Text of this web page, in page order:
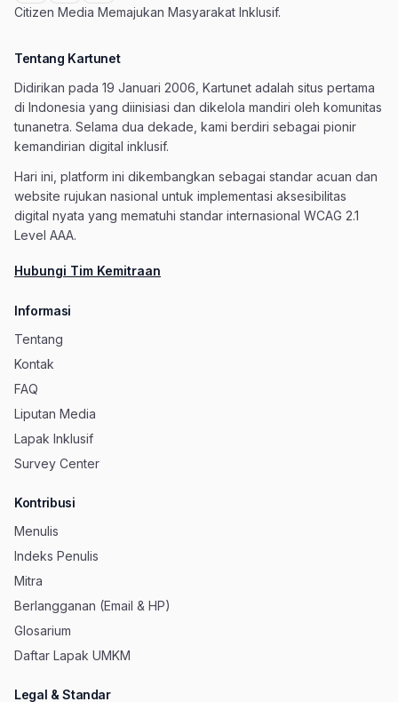
Citizen Media Memajukan Masyarakat Inklusif.
Tentang Kartunet
Didirikan pada 19 Januari 2006, Kartunet adalah situs pertama
di Indonesia yang diinisiasi dan dikelola mandiri oleh komunitas
tunanetra. Selama dua dekade, kami berdiri sebagai pionir
kemandirian digital inklusif.
Hari ini, platform ini dikembangkan sebagai standar acuan dan
website rujukan nasional untuk implementasi aksesibilitas
digital nyata yang mematuhi standar internasional WCAG 2.1
Level AAA.
Hubungi Tim Kemitraan
Informasi
Tentang
Kontak
FAQ
Liputan Media
Lapak Inklusif
Survey Center
Kontribusi
Menulis
Indeks Penulis
Mitra
Berlangganan (Email & HP)
Glosarium
Daftar Lapak UMKM
Legal & Standar